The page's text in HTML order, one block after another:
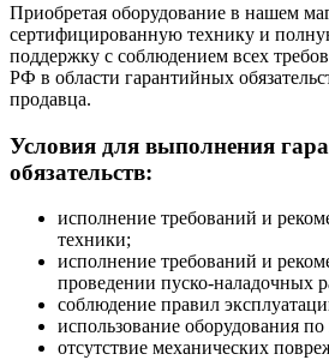
Приобретая оборудование в нашем
сертифицированную технику и
поддержку с соблюдением всех
РФ в области гарантийных
продавца.
Условия для выполнения
обязательств:
исполнение требований и
техники;
исполнение требований и
проведении пуско-наладочных
соблюдение правил
использование оборудования
отсутствие механических